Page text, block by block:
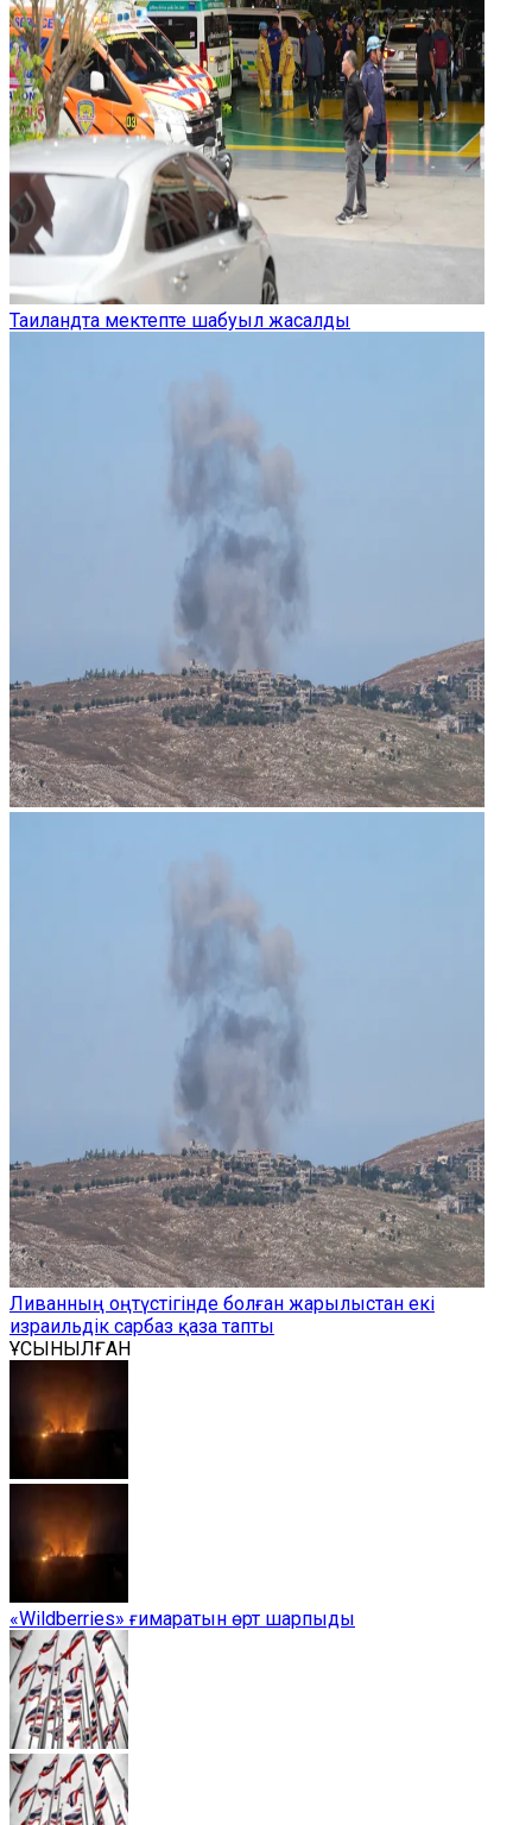
Таиландта мектепте шабуыл жасалды
Ливанның оңтүстігінде болған жарылыстан екі
израильдік сарбаз қаза тапты
ҰСЫНЫЛҒАН
«Wildberries» ғимаратын өрт шарпыды